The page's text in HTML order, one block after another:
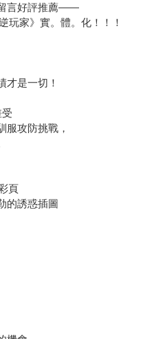
言好評推薦——
玩家》實。體。化！！！
才是一切！
服攻防挑戰，
頁
的誘惑插圖